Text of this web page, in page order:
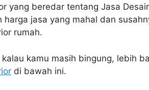
yang beredar tentang Jasa
harga jasa yang mahal dan
rumah.
kalau kamu masih bingung, lebih
di bawah ini.